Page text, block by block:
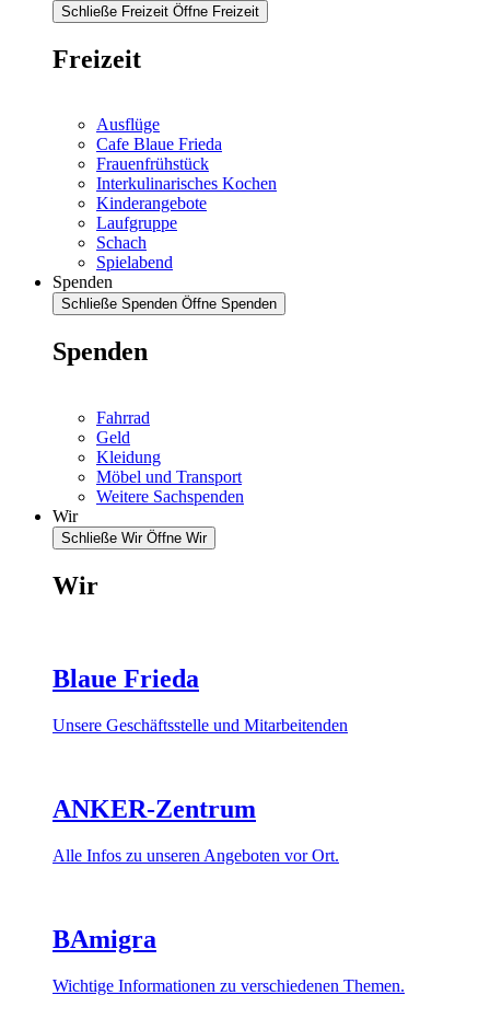
Schließe Freizeit Öffne Freizeit
Freizeit
Ausflüge
Cafe Blaue Frieda
Frauenfrühstück
Interkulinarisches Kochen
Kinderangebote
Laufgruppe
Schach
Spielabend
Spenden
Schließe Spenden Öffne Spenden
Spenden
Fahrrad
Geld
Kleidung
Möbel und Transport
Weitere Sachspenden
Wir
Schließe Wir Öffne Wir
Wir
Blaue Frieda
Unsere Geschäftsstelle und Mitarbeitenden
ANKER-Zentrum
Alle Infos zu unseren Angeboten vor Ort.
BAmigra
Wichtige Informationen zu verschiedenen Themen.